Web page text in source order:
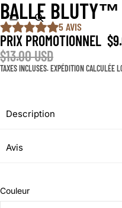
BALLE BLUTY™️
5 AVIS
PRIX PROMOTIONNEL
$13.00 USD
TAXES INCLUSES. EXPÉDITION CALCULÉE
Description
Avis
Couleur